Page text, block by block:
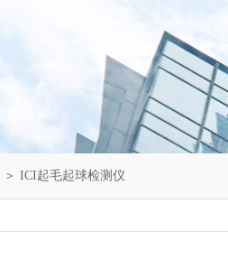
＞ ICI起毛起球检测仪